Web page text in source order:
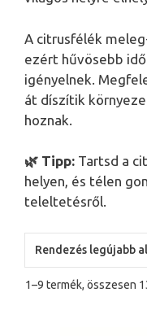
A citrusfélék
ezért hűvösebb
igényelnek.
át díszítik
hoznak.
🌿 Tipp: Tartsd a
helyen, és télen
teleltetésről.
1–9 termék, összesen